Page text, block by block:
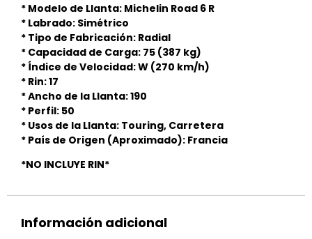
* Modelo de Llanta: Michelin Road 6 R
* Labrado: Simétrico
* Tipo de Fabricación: Radial
* Capacidad de Carga: 75 (387 kg)
* Índice de Velocidad: W (270 km/h)
* Rin: 17
* Ancho de la Llanta: 190
* Perfil: 50
* Usos de la Llanta: Touring, Carretera
* País de Origen (Aproximado): Francia
*NO INCLUYE RIN*
Información adicional